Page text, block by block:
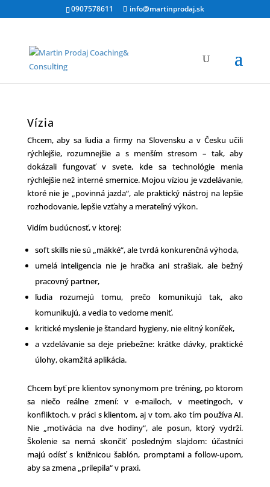
0907578611 info@martinprodaj.sk
Vízia
Chcem, aby sa ľudia a firmy na Slovensku a v Česku učili
rýchlejšie, rozumnejšie a s menším stresom – tak, aby
dokázali fungovať v svete, kde sa technológie menia
rýchlejšie než interné smernice. Mojou víziou je vzdelávanie,
ktoré nie je „povinná jazda“, ale praktický nástroj na lepšie
rozhodovanie, lepšie vzťahy a merateľný výkon.
Vidím budúcnosť, v ktorej:
soft skills nie sú „mäkké“, ale tvrdá konkurenčná výhoda,
umelá inteligencia nie je hračka ani strašiak, ale bežný
pracovný partner,
ľudia rozumejú tomu, prečo komunikujú tak, ako
komunikujú, a vedia to vedome meniť,
kritické myslenie je štandard hygieny, nie elitný koníček,
a vzdelávanie sa deje priebežne: krátke dávky, praktické
úlohy, okamžitá aplikácia.
Chcem byť pre klientov synonymom pre tréning, po ktorom
sa niečo reálne zmení: v e-mailoch, v meetingoch, v
konfliktoch, v práci s klientom, aj v tom, ako tím používa AI.
Nie „motivácia na dve hodiny“, ale posun, ktorý vydrží.
Školenie sa nemá skončiť posledným slajdom: účastníci
majú odísť s knižnicou šablón, promptami a follow-upom,
aby sa zmena „prilepila“ v praxi.